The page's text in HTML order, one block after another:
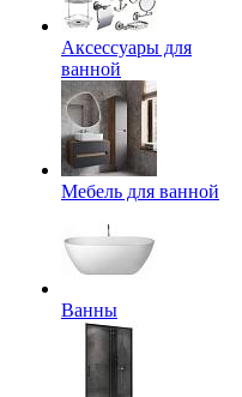
Аксессуары для
ванной
Мебель для ванной
Ванны